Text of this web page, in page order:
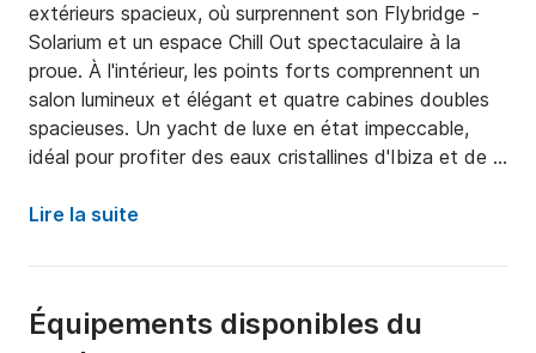
extérieurs spacieux, où surprennent son Flybridge -
Solarium et un espace Chill Out spectaculaire à la
proue. À l'intérieur, les points forts comprennent un
salon lumineux et élégant et quatre cabines doubles
spacieuses. Un yacht de luxe en état impeccable,
idéal pour profiter des eaux cristallines d'Ibiza et de
- Solarium à la proue
- Flybridge-Solarium
- Baignoire avec table à manger
Lire la suite
Équipements disponibles du